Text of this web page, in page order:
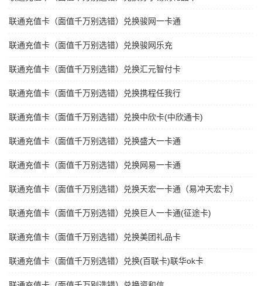
联通充值卡（面值千万别选错）兑换骏网一卡通
联通充值卡（面值千万别选错）兑换骏网乐充
联通充值卡（面值千万别选错）兑换汇元智付卡
联通充值卡（面值千万别选错）兑换携程任我行
联通充值卡（面值千万别选错）兑换中欣卡(中欣通卡)
联通充值卡（面值千万别选错）兑换盛大一卡通
联通充值卡（面值千万别选错）兑换网易一卡通
联通充值卡（面值千万别选错）兑换天宏一卡通（易冲天宏卡）
联通充值卡（面值千万别选错）兑换巨人一卡通(征途卡)
联通充值卡（面值千万别选错）兑换美团礼品卡
联通充值卡（面值千万别选错）兑换(百联卡)联华ok卡